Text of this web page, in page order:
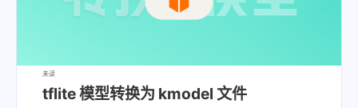
未读
tflite 模型转换为 kmodel 文件